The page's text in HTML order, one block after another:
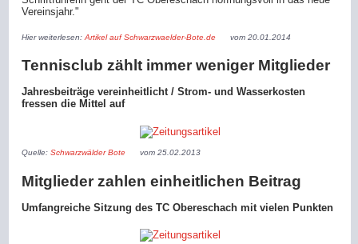
Vereinsjahr."
Hier weiterlesen:Artikel auf Schwarzwaelder-Bote.de vom 20.01.2014
Tennisclub zählt immer weniger Mitglieder
Jahresbeiträge vereinheitlicht / Strom- und Wasserkosten
fressen die Mittel auf
Quelle:Schwarzwälder Bote vom 25.02.2013
Mitglieder zahlen einheitlichen Beitrag
Umfangreiche Sitzung des TC Obereschach mit vielen Punkten